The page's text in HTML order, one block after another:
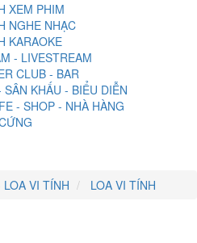
XEM PHIM
NGHE NHẠC
KARAOKE
- LIVESTREAM
CLUB - BAR
KHẤU - BIỂU DIỄN
- SHOP - NHÀ HÀNG
VI TÍNH LOA VI TÍNH